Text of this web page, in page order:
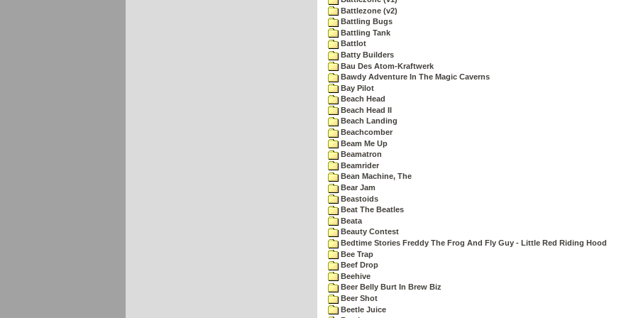
Battlezone (v2)
Battling Bugs
Battling Tank
Battlot
Batty Builders
Bau Des Atom-Kraftwerk
Bawdy Adventure In The Magic Caverns
Bay Pilot
Beach Head
Beach Head II
Beach Landing
Beachcomber
Beam Me Up
Beamatron
Beamrider
Bean Machine, The
Bear Jam
Beastoids
Beat The Beatles
Beata
Beauty Contest
Bedtime Stories Freddy The Frog And Fly Guy - Little Red Riding Hood
Bee Trap
Beef Drop
Beehive
Beer Belly Burt In Brew Biz
Beer Shot
Beetle Juice